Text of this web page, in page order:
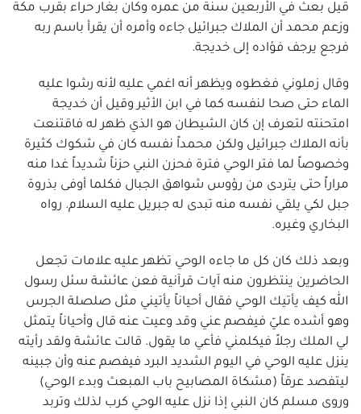
قيل بعث في الأربعين سنة من عمره وكان بغار حراء بقرب مكة
وزعم محمد أن الملاك جبرائيل جاءه وأمره أن يقرأ باسم ربه
فرجع يرجف فؤاده إلى خديجة.
وقال زملوني فغطوه ويظهر أنه اغمي عليه لأنه رشوا عليه
الماء حتى صحا لنفسه كما في ابن الأثير وقيل أن خديجة
امتحنته لتعرف إن كان الشيطان هو الذي ظهر له فاقتنعت
بأنه الملاك جبرائيل ولكن محمداً نفسه كان في شكوك كثيرة
وخصوصاً لما فتر الوحي فترة فحزن النبي حزناً شديداً غدا منه
مراراً حتى يتردى من رؤوس شواهق الجبال فكلما أوفى بذروة
جبل لكي يلقي نفسه منه تبدى له جبريل عليه السلام. رواه
البخاري وغيره.
وبعد ذلك كان كل ما جاءه الوحي تظهر عليه علامات تجعل
الحاضرين ينتظرون منه آيات قرآنية فعن عائشة سئل رسول
الله كيف يأتيك الوحي فقال أحياناً يأتيني مثل صلصلة الجرس
وهو أشده عليّ فيفصم عني وقد وعيت عنه قال وأحياناً يتمثل
لي الملك رجلاً فيكلمني فأعي ما يقول. قالت عائشة ولقد رأيته
ينزل عليه الوحي في اليوم الشديد البرد فيفصم عنه وأن جبينه
ليتفصد عرقاً (مشكاة المصابيح باب المبعث وبدء الوحي)
وروى مسلم كان النبي إذا نزل عليه الوحي كرب لذلك وتربد